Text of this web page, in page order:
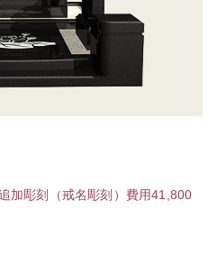
加彫刻（戒名彫刻）費用41,800